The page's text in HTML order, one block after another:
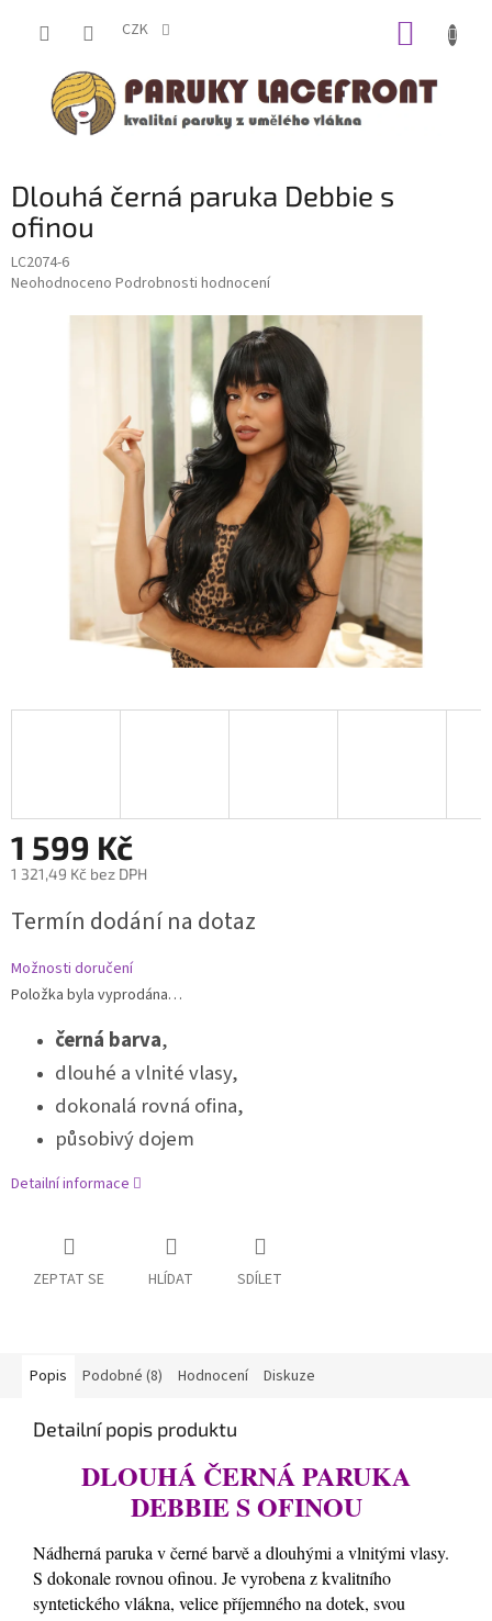
CZK
Dlouhá černá paruka Debbie s
ofinou
LC2074-6
Průměrné
Neohodnoceno Podrobnosti hodnocení
1 599 Kč
1 321,49 Kč bez DPH
cena:
Termín dodání na dotaz
Možnosti doručení
Položka byla vyprodána…
černá barva,
dlouhé a vlnité vlasy,
dokonalá rovná ofina,
působivý dojem
Detailní informace
ZEPTAT SE HLÍDAT SDÍLET
Popis Podobné (8) Hodnocení Diskuze
Detailní popis produktu
DLOUHÁ ČERNÁ PARUKA
DEBBIE S OFINOU
Nádherná paruka v černé barvě a dlouhými a vlnitými vlasy.
S dokonale rovnou ofinou. Je vyrobena z kvalitního
syntetického vlákna, velice příjemného na dotek, svou